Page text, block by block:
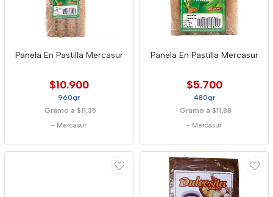
Panela En Pastilla Mercasur
$10.900
960gr
Gramo a $11,35
- Mercasur
Panela En Pastilla Mercasur
$5.700
480gr
Gramo a $11,88
- Mercasur